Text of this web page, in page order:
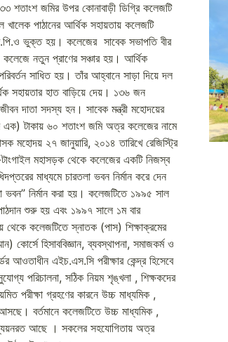
শতাংশ জমির উপর কোনাবাড়ী ডিগ্রি কলেজটি
পাঠানের আর্থিক সহায়তায় কলেজটি
ভুক্ত হয়। কলেজের সাবেক সভাপতি বীর
নতুন প্রাণের সঞ্চার হয়। আর্থিক
সাধিত হয়। তাঁর আহ্বানে সাড়া দিয়ে দল
সহায়তার হাত বাড়িয়ে দেয়। ১৩৬ জন
দাতা সদস্য হন। সাবেক মন্ত্রী মহোদয়ের
এক) টাকায় ৬০ শতাংশ জমি অত্র কলেজের নামে
মহোদয় ২৭ জানুয়ারি, ২০১৪ তারিখে রেজিস্ট্রি
টাংগাইল মহাসড়ক থেকে কলেজের একটি নিজস্ব
মাধ্যমে চারতলা ভবন নির্মান করে দেন
নির্মান করা হয়। কলেজটিতে ১৯৯৫ সাল
শুরু হয় এবং ১৯৯৭ সালে ১ম বার
কলেজটিতে স্নাতক (পাস) শিক্ষাক্রমের
হিসাববিজ্ঞান, ব্যবস্থাপনা, সমাজকর্ম ও
আওতাধীন এইচ.এস.সি পরীক্ষার কেন্দ্র হিসেবে
পরিচালনা, সঠিক নিয়ম শৃঙ্খলা , শিক্ষকদের
পরীক্ষা গ্রহণের কারনে উচ্চ মাধ্যমিক ,
বর্তমানে কলেজটিতে উচ্চ মাধ্যমিক ,
আছে । সকলের সহযোগিতায় অত্র